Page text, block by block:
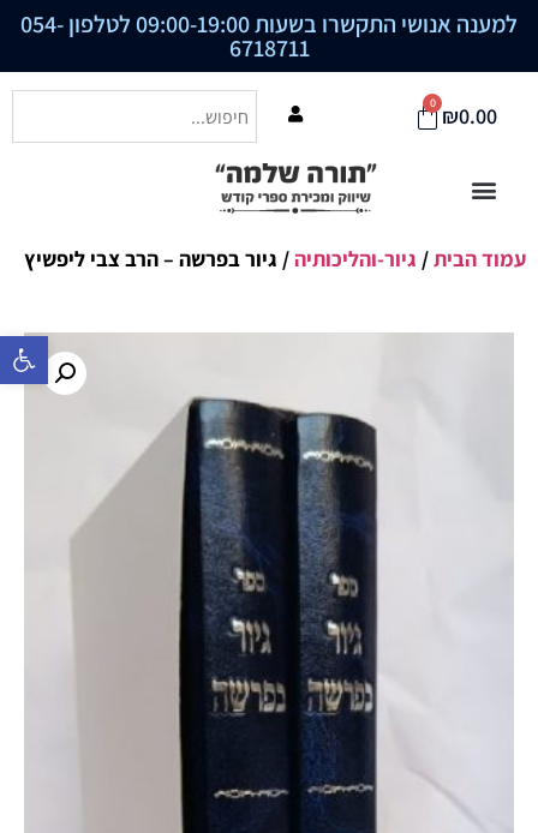
פתח סרגל
למענה אנושי התקשרו בשעות 09:00-19:00 לטלפון 054-
6718711
₪0.00
0
עמוד הבית/ גיור-והליכותיה/ גיור בפרשה – הרב צבי ליפשיץ